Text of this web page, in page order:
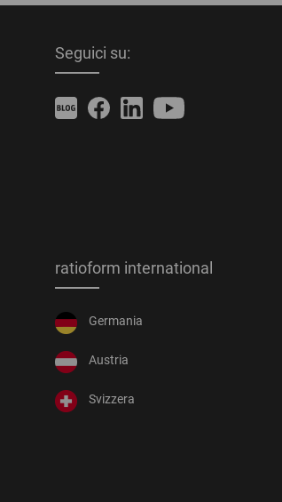
Seguici su:
ratioform international
Germania
Austria
Svizzera